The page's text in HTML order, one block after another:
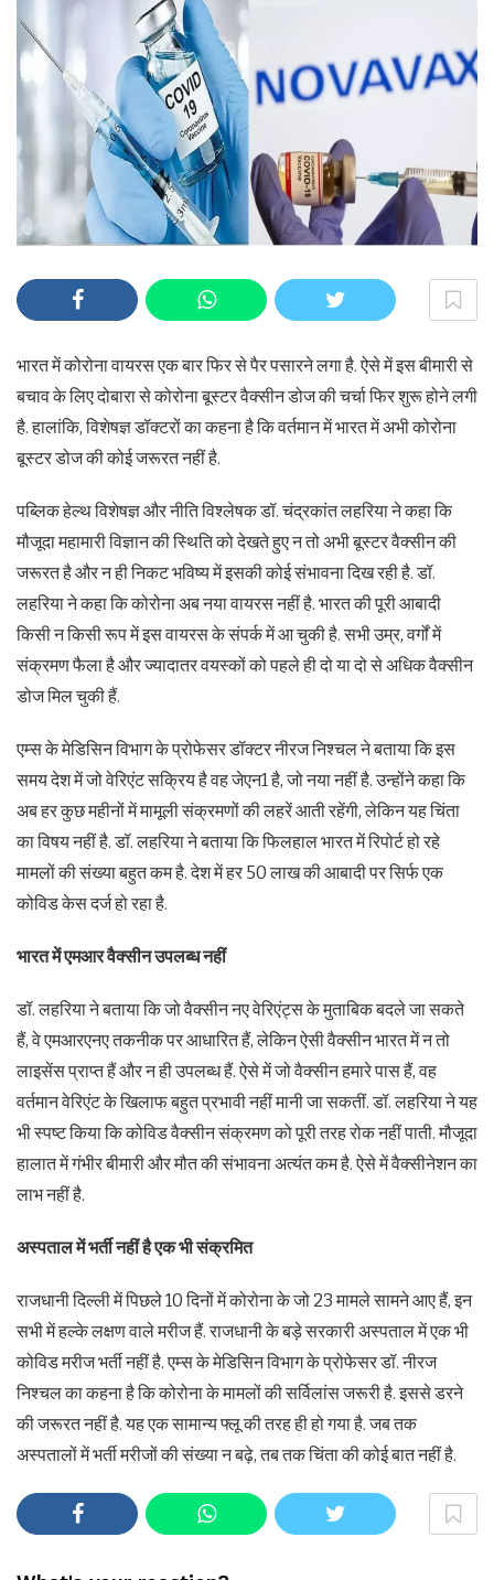
भारत में कोरोना वायरस एक बार फिर से पैर पसारने लगा है. ऐसे में इस बीमारी से
बचाव के लिए दोबारा से कोरोना बूस्टर वैक्सीन डोज की चर्चा फिर शुरू होने लगी
है. हालांकि, विशेषज्ञ डॉक्टरों का कहना है कि वर्तमान में भारत में अभी कोरोना
बूस्टर डोज की कोई जरूरत नहीं है.
पब्लिक हेल्थ विशेषज्ञ और नीति विश्लेषक डॉ. चंद्रकांत लहरिया ने कहा कि
मौजूदा महामारी विज्ञान की स्थिति को देखते हुए न तो अभी बूस्टर वैक्सीन की
जरूरत है और न ही निकट भविष्य में इसकी कोई संभावना दिख रही है. डॉ.
लहरिया ने कहा कि कोरोना अब नया वायरस नहीं है. भारत की पूरी आबादी
किसी न किसी रूप में इस वायरस के संपर्क में आ चुकी है. सभी उम्र, वर्गों में
संक्रमण फैला है और ज्यादातर वयस्कों को पहले ही दो या दो से अधिक वैक्सीन
डोज मिल चुकी हैं.
एम्स के मेडिसिन विभाग के प्रोफेसर डॉक्टर नीरज निश्चल ने बताया कि इस
समय देश में जो वेरिएंट सक्रिय है वह जेएन1 है, जो नया नहीं है. उन्होंने कहा कि
अब हर कुछ महीनों में मामूली संक्रमणों की लहरें आती रहेंगी, लेकिन यह चिंता
का विषय नहीं है. डॉ. लहरिया ने बताया कि फिलहाल भारत में रिपोर्ट हो रहे
मामलों की संख्या बहुत कम है. देश में हर 50 लाख की आबादी पर सिर्फ एक
कोविड केस दर्ज हो रहा है.
भारत में एमआर वैक्सीन उपलब्ध नहीं
डॉ. लहरिया ने बताया कि जो वैक्सीन नए वेरिएंट्स के मुताबिक बदले जा सकते
हैं, वे एमआरएनए तकनीक पर आधारित हैं, लेकिन ऐसी वैक्सीन भारत में न तो
लाइसेंस प्राप्त हैं और न ही उपलब्ध हैं. ऐसे में जो वैक्सीन हमारे पास हैं, वह
वर्तमान वेरिएंट के खिलाफ बहुत प्रभावी नहीं मानी जा सकतीं. डॉ. लहरिया ने यह
भी स्पष्ट किया कि कोविड वैक्सीन संक्रमण को पूरी तरह रोक नहीं पाती. मौजूदा
हालात में गंभीर बीमारी और मौत की संभावना अत्यंत कम है. ऐसे में वैक्सीनेशन का
लाभ नहीं है.
अस्पताल में भर्ती नहीं है एक भी संक्रमित
राजधानी दिल्ली में पिछले 10 दिनों में कोरोना के जो 23 मामले सामने आए हैं, इन
सभी में हल्के लक्षण वाले मरीज हैं. राजधानी के बड़े सरकारी अस्पताल में एक भी
कोविड मरीज भर्ती नहीं है. एम्स के मेडिसिन विभाग के प्रोफेसर डॉ. नीरज
निश्चल का कहना है कि कोरोना के मामलों की सर्विलांस जरूरी है. इससे डरने
की जरूरत नहीं है. यह एक सामान्य फ्लू की तरह ही हो गया है. जब तक
अस्पतालों में भर्ती मरीजों की संख्या न बढ़े, तब तक चिंता की कोई बात नहीं है.